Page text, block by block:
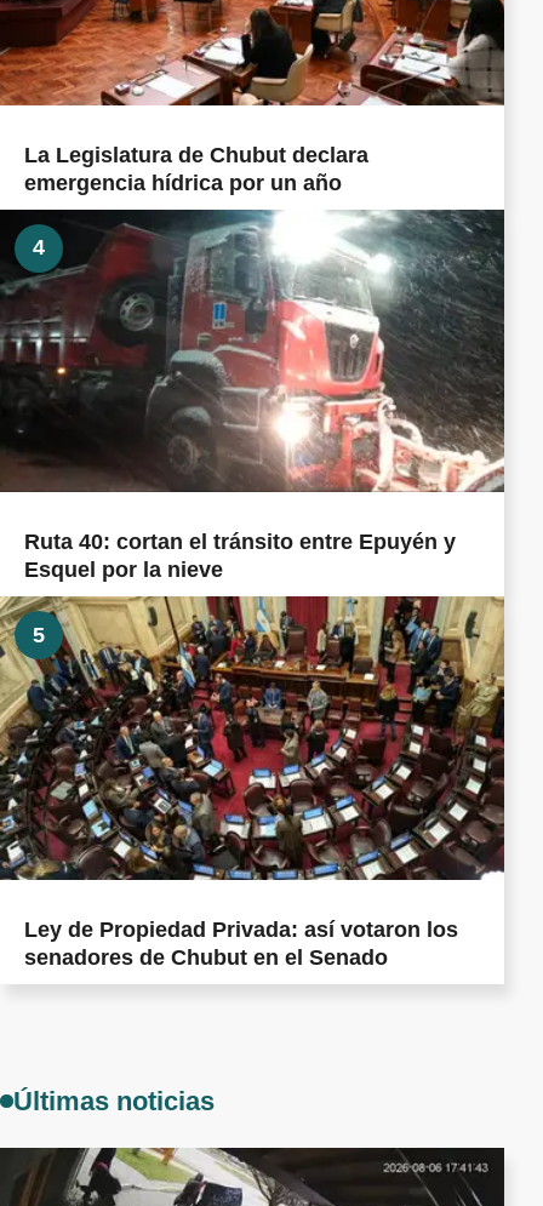
La Legislatura de Chubut declara
emergencia hídrica por un año
4
Ruta 40: cortan el tránsito entre Epuyén y
Esquel por la nieve
5
Ley de Propiedad Privada: así votaron los
senadores de Chubut en el Senado
Últimas noticias